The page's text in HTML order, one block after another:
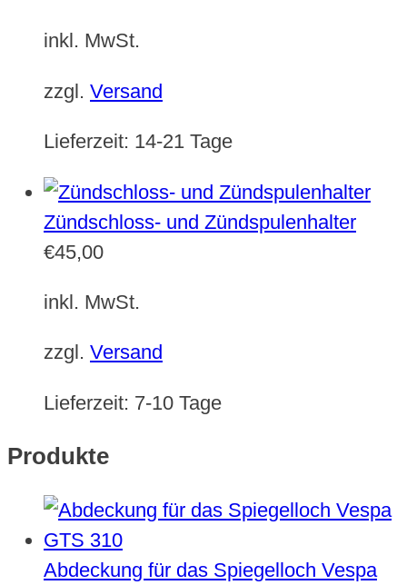
inkl. MwSt.
zzgl. Versand
Lieferzeit: 14-21 Tage
Zündschloss- und Zündspulenhalter
€45,00
inkl. MwSt.
zzgl. Versand
Lieferzeit: 7-10 Tage
Produkte
Abdeckung für das Spiegelloch Vespa